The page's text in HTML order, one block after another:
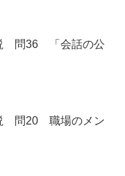
問36 「会話の公
問20 職場のメン